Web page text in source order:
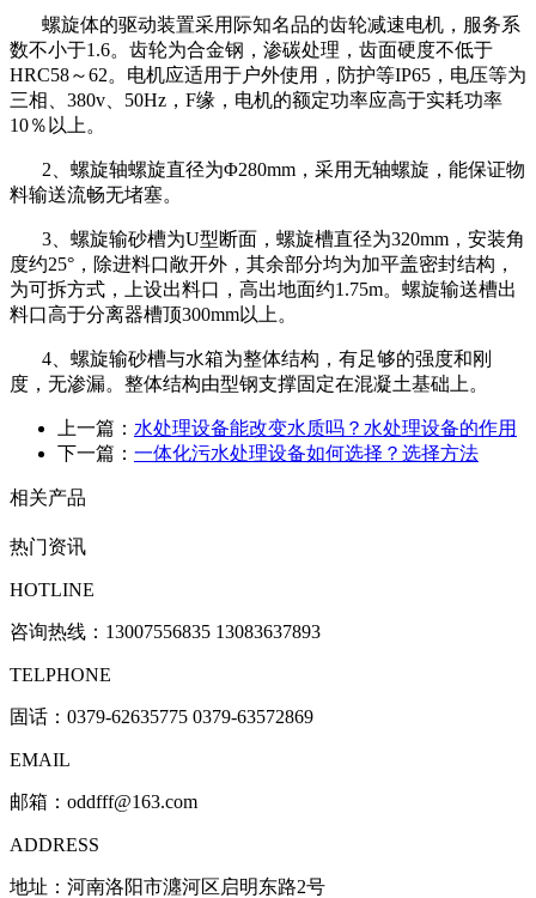
螺旋体的驱动装置采用际知名品的齿轮减速电机，服务系
数不小于1.6。齿轮为合金钢，渗碳处理，齿面硬度不低于
HRC58～62。电机应适用于户外使用，防护等IP65，电压等为
三相、380v、50Hz，F缘，电机的额定功率应高于实耗功率
10％以上。
2、螺旋轴螺旋直径为Φ280mm，采用无轴螺旋，能保证物
料输送流畅无堵塞。
3、螺旋输砂槽为U型断面，螺旋槽直径为320mm，安装角
度约25°，除进料口敞开外，其余部分均为加平盖密封结构，
为可拆方式，上设出料口，高出地面约1.75m。螺旋输送槽出
料口高于分离器槽顶300mm以上。
4、螺旋输砂槽与水箱为整体结构，有足够的强度和刚
度，无渗漏。整体结构由型钢支撑固定在混凝土基础上。
上一篇： 水处理设备能改变水质吗？水处理设备的作用
下一篇： 一体化污水处理设备如何选择？选择方法
相关产品
热门资讯
HOTLINE
咨询热线： 13007556835 13083637893
TELPHONE
固话：0379-62635775 0379-63572869
EMAIL
邮箱：oddfff@163.com
ADDRESS
地址：河南洛阳市瀍河区启明东路2号